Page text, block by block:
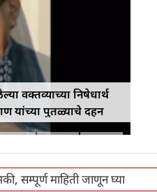
वक्तव्याच्या निषेधार्थ
यांच्या पुतळ्याचे दहन
सम्पूर्ण माहिती जाणून घ्या